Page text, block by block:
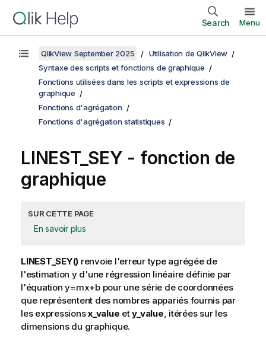
Search Menu
QlikView September 2025
Utilisation de QlikView
Syntaxe des scripts et fonctions de graphique
Fonctions utilisées dans les scripts et expressions de
graphique
Fonctions d'agrégation
Fonctions d'agrégation statistiques
LINEST_SEY - fonction de
graphique
SUR CETTE PAGE
En savoir plus
LINEST_SEY() renvoie l'erreur type agrégée de
l'estimation yd'une régression linéaire définie par
l'équationy=mx+bpour une série de coordonnées
que représentent des nombres appariés fournis par
les expressionsx_value ety_value, itérées sur les
dimensions du graphique.